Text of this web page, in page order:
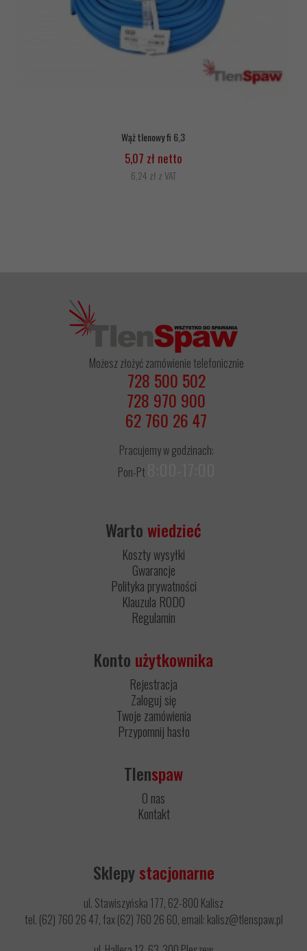
Wąż tlenowy fi 6,3
5,07 zł netto
6,24 zł z VAT
Możesz złożyć zamówienie telefonicznie
728 500 502
728 970 900
62 760 26 47
Pracujemy w godzinach:
Pon-Pt
Wartowiedzieć
Koszty wysyłki
Gwarancje
Polityka prywatności
Klauzula RODO
Regulamin
Konto użytkownika
Rejestracja
Zaloguj się
Twoje zamówienia
Przypomnij hasło
Tlenspaw
O nas
Kontakt
Sklepystacjonarne
ul. Stawiszyńska 177, 62-800 Kalisz
tel. (62) 760 26 47, fax (62) 760 26 60, email: kalisz@tlenspaw.pl